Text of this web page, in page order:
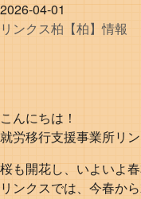
2026-04-01
リンクス柏 【柏】情報
こんにちは！
就労移行支援事業所リン
桜も開花し、いよいよ
リンクスでは、今春か